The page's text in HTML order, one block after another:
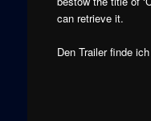
can retrieve it.
Den Trailer finde